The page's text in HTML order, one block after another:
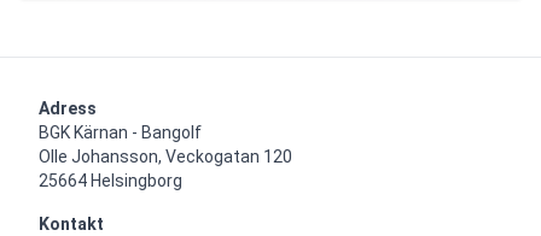
Adress
BGK Kärnan - Bangolf
Olle Johansson, Veckogatan 120
25664 Helsingborg
Kontakt